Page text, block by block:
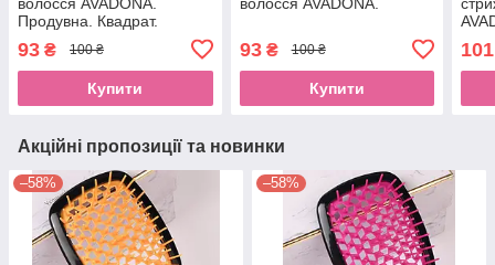
Продувна. Квадрат.
93 ₴ 100 ₴
Купити
93₴ 100 ₴
Купити
101
Акційні пропозиції та новинки
–58% –58%